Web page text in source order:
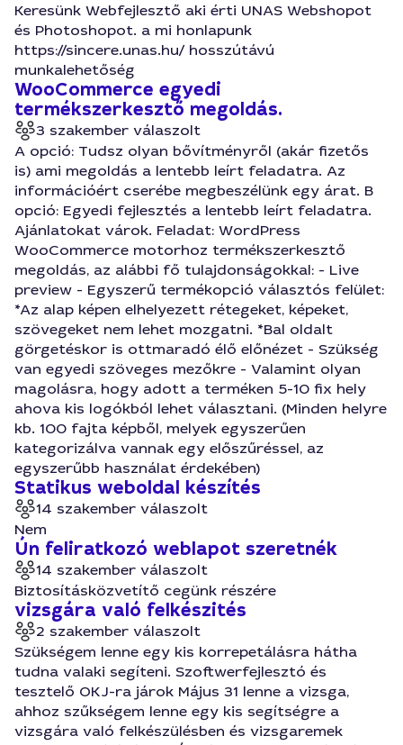
Keresünk Webfejlesztő aki érti UNAS Webshopot
és Photoshopot. a mi honlapunk
https://sincere.unas.hu/ hosszútávú
munkalehetőség
WooCommerce egyedi
termékszerkesztő megoldás.
3 szakember válaszolt
A opció: Tudsz olyan bővítményről (akár fizetős
is) ami megoldás a lentebb leírt feladatra. Az
információért cserébe megbeszélünk egy árat. B
opció: Egyedi fejlesztés a lentebb leírt feladatra.
Ajánlatokat várok. Feladat: WordPress
WooCommerce motorhoz termékszerkesztő
megoldás, az alábbi fő tulajdonságokkal: - Live
preview - Egyszerű termékopció választós felület:
*Az alap képen elhelyezett rétegeket, képeket,
szövegeket nem lehet mozgatni. *Bal oldalt
görgetéskor is ottmaradó élő előnézet - Szükség
van egyedi szöveges mezőkre - Valamint olyan
magolásra, hogy adott a terméken 5-10 fix hely
ahova kis logókból lehet választani. (Minden helyre
kb. 100 fajta képből, melyek egyszerűen
kategorizálva vannak egy előszűréssel, az
egyszerűbb használat érdekében)
Statikus weboldal készítés
14 szakember válaszolt
Nem
Ún feliratkozó weblapot szeretnék
14 szakember válaszolt
Biztosításközvetítő cegünk részére
vizsgára való felkészités
2 szakember válaszolt
Szükségem lenne egy kis korrepetálásra hátha
tudna valaki segíteni. Szoftwerfejlesztó és
tesztelő OKJ-ra járok Május 31 lenne a vizsga,
ahhoz szűkségem lenne egy kis segítségre a
vizsgára való felkészülésben és vizsgaremek